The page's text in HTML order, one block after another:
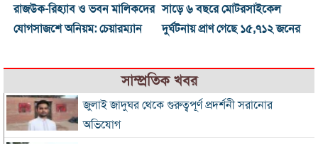
রাজউক-রিহ্যাব ও ভবন মালিকদের
যোগসাজশে অনিয়ম: চেয়ারম্যান
সাড়ে ৬ বছরে মোটরসাইকেল
দুর্ঘটনায় প্রাণ গেছে ১৫,৭১২ জনের
সাম্প্রতিক খবর
জুলাই জাদুঘর থেকে গুরুত্বপূর্ণ প্রদর্শনী সরানোর
অভিযোগ